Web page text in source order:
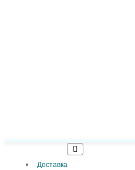
Доставка